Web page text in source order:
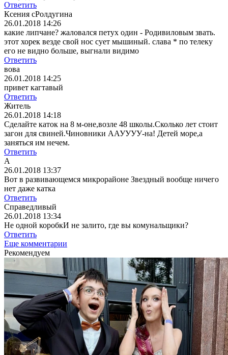
Ответить
Ксения сРолдугина
26.01.2018 14:26
какие липчане? жаловался петух один - Родивиловым звать.
этот хорек везде свой нос сует мышиный. слава * по телеку
его не видно больше, выгнали видимо
Ответить
вова
26.01.2018 14:25
привет кагтавый
Ответить
Житель
26.01.2018 14:18
Сделайте каток на 8 м-оне,возле 48 школы.Сколько лет стоит
загон для свиней.Чиновники ААУУУУ-на! Детей море,а
заняться им нечем.
Ответить
А
26.01.2018 13:37
Вот в развивающемся микрорайоне Звездный вообще ничего
нет даже катка
Ответить
Справедливый
26.01.2018 13:34
Не одной коробкИ не залито, где вы комунальщики?
Ответить
Еще комментарии
Рекомендуем